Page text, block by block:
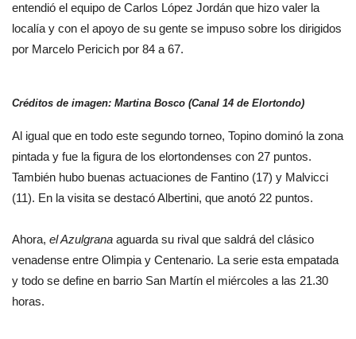
entendió el equipo de Carlos López Jordán que hizo valer la
localía y con el apoyo de su gente se impuso sobre los dirigidos
por Marcelo Pericich por 84 a 67.
Créditos de imagen: Martina Bosco (Canal 14 de Elortondo)
Al igual que en todo este segundo torneo, Topino dominó la zona
pintada y fue la figura de los elortondenses con 27 puntos.
También hubo buenas actuaciones de Fantino (17) y Malvicci
(11). En la visita se destacó Albertini, que anotó 22 puntos.
Ahora, el Azulgrana aguarda su rival que saldrá del clásico
venadense entre Olimpia y Centenario. La serie esta empatada
y todo se define en barrio San Martín el miércoles a las 21.30
horas.